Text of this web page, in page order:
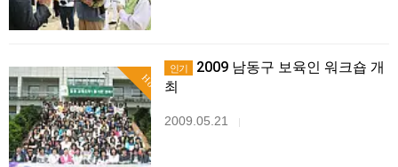
Hot
인기
2009 남동구 보육인 워크숍 개
최
2009.05.21 |